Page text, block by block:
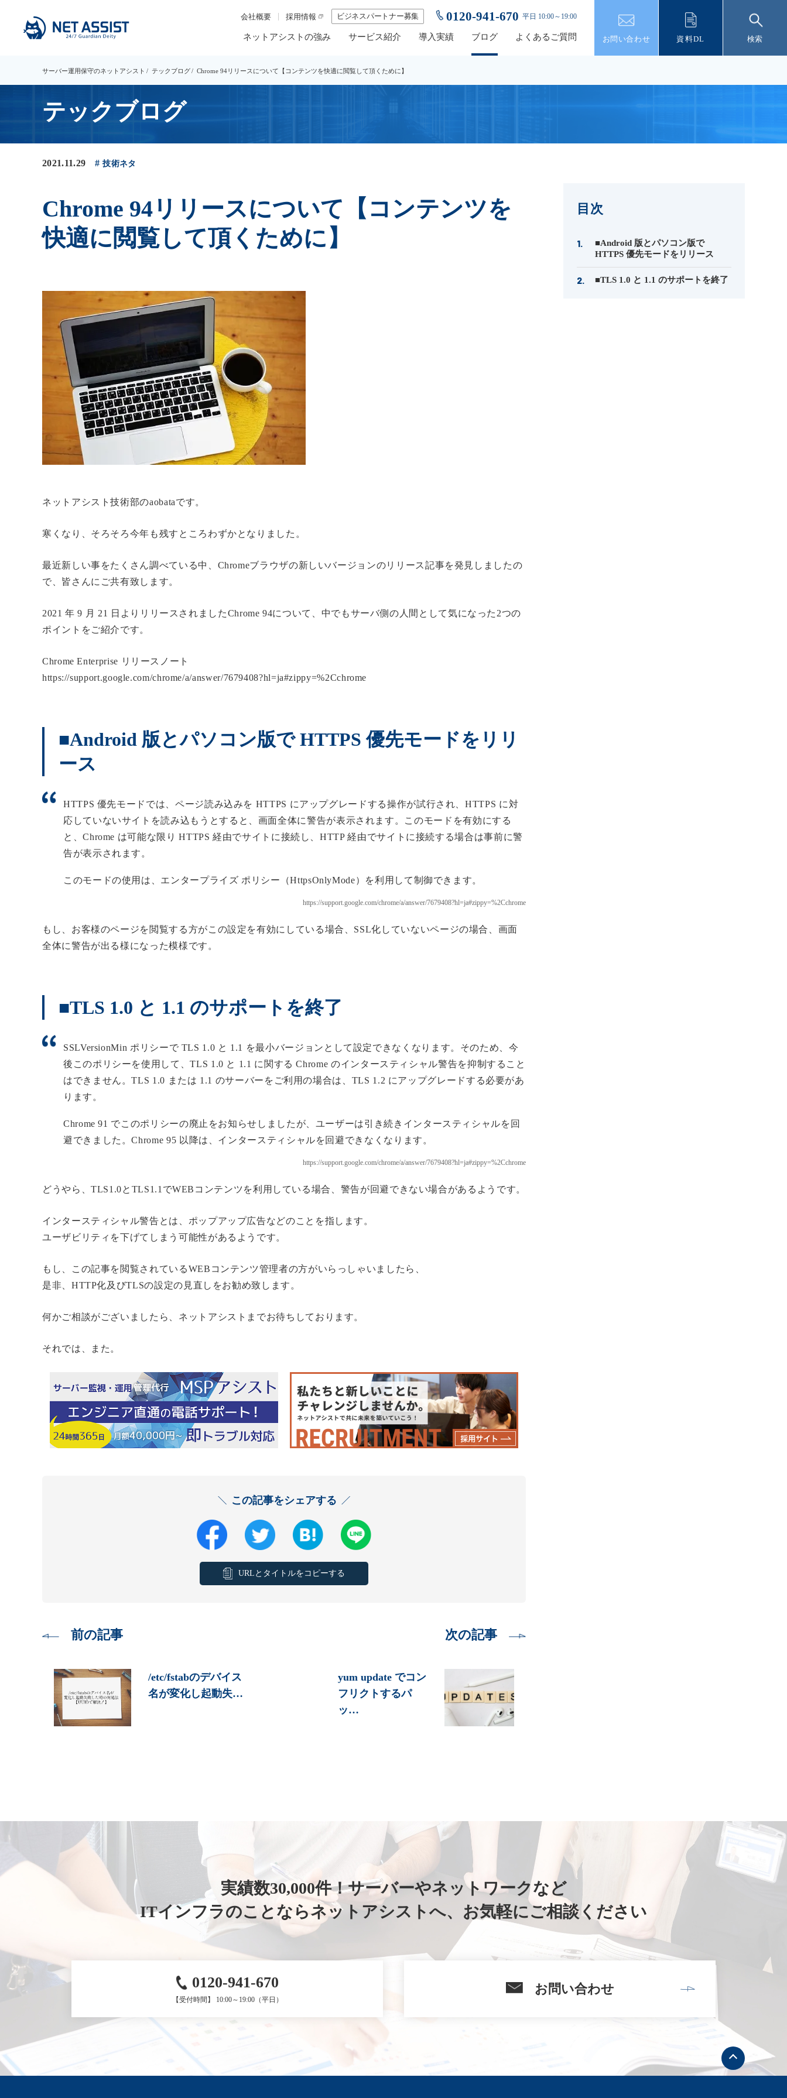
ネットアシストの強み サービス紹介 導入実績 ブログ よくあるご質問
会社概要 採用情報 ビジネスパートナー募集 0120-941-670 平日 10:00～19:00
お問い合わせ 資料DL 検索
サーバー運用保守のネットアシスト テックブログ Chrome 94リリースについて【コンテンツを快適に閲覧して頂くために】
テックブログ
2021.11.29 技術ネタ
Chrome 94リリースについて【コンテンツを
快適に閲覧して頂くために】
ネットアシスト技術部のaobataです。
寒くなり、そろそろ今年も残すところわずかとなりました。
最近新しい事をたくさん調べている中、Chromeブラウザの新しいバージョンのリリース記事を発見しましたの
で、皆さんにご共有致します。
2021 年 9 月 21 日よりリリースされましたChrome 94について、中でもサーバ側の人間として気になった2つの
ポイントをご紹介です。
Chrome Enterprise リリースノート
https://support.google.com/chrome/a/answer/7679408?hl=ja#zippy=%2Cchrome
目次
■Android 版とパソコン版で
HTTPS 優先モードをリリース
■TLS 1.0 と 1.1 のサポートを終了
■Android 版とパソコン版で HTTPS 優先モードをリリ
ース
HTTPS 優先モードでは、ページ読み込みを HTTPS にアップグレードする操作が試行され、HTTPS に対
応していないサイトを読み込もうとすると、画面全体に警告が表示されます。このモードを有効にする
と、Chrome は可能な限り HTTPS 経由でサイトに接続し、HTTP 経由でサイトに接続する場合は事前に警
告が表示されます。
このモードの使用は、エンタープライズ ポリシー（HttpsOnlyMode）を利用して制御できます。
https://support.google.com/chrome/a/answer/7679408?hl=ja#zippy=%2Cchrome
もし、お客様のページを閲覧する方がこの設定を有効にしている場合、SSL化していないページの場合、画面
全体に警告が出る様になった模様です。
■TLS 1.0 と 1.1 のサポートを終了
SSLVersionMin ポリシーで TLS 1.0 と 1.1 を最小バージョンとして設定できなくなります。そのため、今
後このポリシーを使用して、TLS 1.0 と 1.1 に関する Chrome のインタースティシャル警告を抑制すること
はできません。TLS 1.0 または 1.1 のサーバーをご利用の場合は、TLS 1.2 にアップグレードする必要があ
ります。
Chrome 91 でこのポリシーの廃止をお知らせしましたが、ユーザーは引き続きインタースティシャルを回
避できました。Chrome 95 以降は、インタースティシャルを回避できなくなります。
https://support.google.com/chrome/a/answer/7679408?hl=ja#zippy=%2Cchrome
どうやら、TLS1.0とTLS1.1でWEBコンテンツを利用している場合、警告が回避できない場合があるようです。
インタースティシャル警告とは、ポップアップ広告などのことを指します。
ユーザビリティを下げてしまう可能性があるようです。
もし、この記事を閲覧されているWEBコンテンツ管理者の方がいらっしゃいましたら、
是非、HTTP化及びTLSの設定の見直しをお勧め致します。
何かご相談がございましたら、ネットアシストまでお待ちしております。
それでは、また。
この記事をシェアする
URLとタイトルをコピーする
前の記事 次の記事
/etc/fstabのデバイス
名が変化し起動失…
yum update でコン
フリクトするパ
ッ…
実績数30,000件！サーバーやネットワークなど
ITインフラのことならネットアシストへ、 お気軽にご相談ください
0120-941-670
【受付時間】 10:00～19:00（平日）
お問い合わせ
ト
ッ
プ
へ